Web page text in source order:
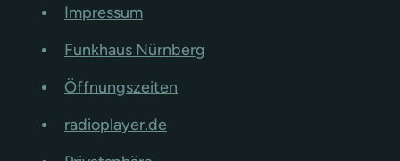
Impressum
Funkhaus Nürnberg
Öffnungszeiten
radioplayer.de